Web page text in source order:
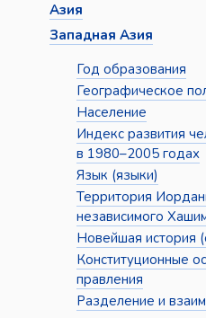
Азия
Западная Азия
Год образования
Географическое
Население
Индекс развития
в 1980–2005 годах
Язык (языки)
Территория
независимого
Новейшая история
Конституционные
правления
Разделение и